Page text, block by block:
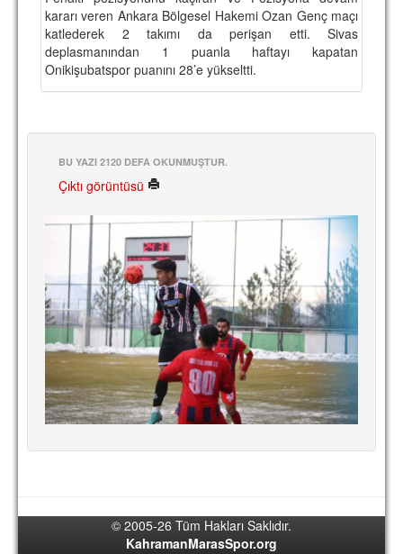
YÖNETİM KURULU
PERSONEL
TARİHİ BAŞARILAR
KUPA MAÇLARI
ESKi BAŞKANLAR
ESKİ HOCALAR
HAKKIMIZDA
MİSYON
HAKKIMIZDA
İRTİBAT
REKLAM YAYINI
kararı veren Ankara Bölgesel Hakemi Ozan Genç maçı
katlederek 2 takımı da perişan etti. Sivas
deplasmanından 1 puanla haftayı kapatan
Onikişubatspor puanını 28’e yükseltti.
BU YAZI 2120 DEFA OKUNMUŞTUR.
Çıktı görüntüsü
© 2005-26 Tüm Hakları Saklıdır.
KahramanMarasSpor.org